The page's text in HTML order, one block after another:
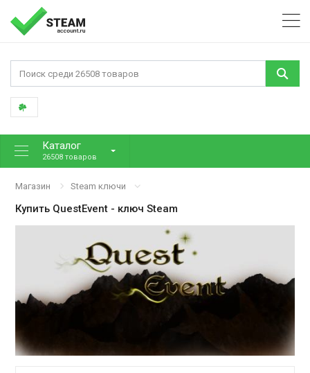
Каталог
26508 товаров
Магазин Steam ключи
Купить QuestEvent - ключ Steam